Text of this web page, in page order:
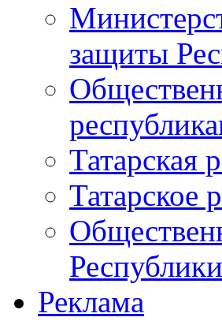
защиты
Татарская
Татарское
Реклама